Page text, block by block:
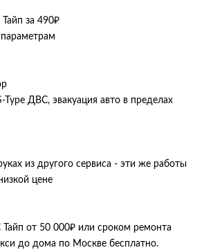
за 490₽
параметрам
Type ДВС, эвакуация авто в пределах
из другого сервиса - эти же работы
цене
Тайп от 50 000₽ или сроком ремонта
до дома по Москве бесплатно.